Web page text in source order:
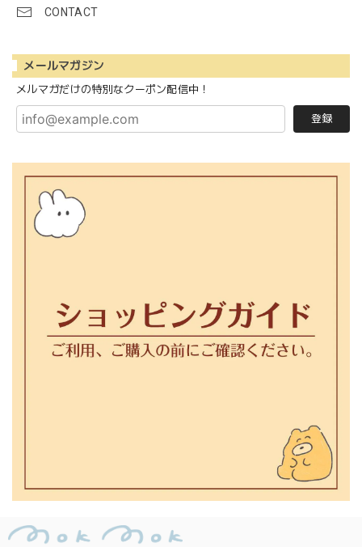
CONTACT
メールマガジン
メルマガだけの特別なクーポン配信中！
登録